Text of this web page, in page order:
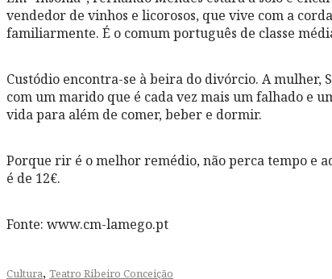
vendedor de vinhos e licorosos, que vive com a
familiarmente. É o comum português de classe
Custódio encontra-se à beira do divórcio. A mulher,
com um marido que é cada vez mais um falhado e
vida para além de comer, beber e dormir.
Porque rir é o melhor remédio, não perca tempo e
é de 12€.
Fonte: www.cm-lamego.pt
Cultura, Teatro Ribeiro Conceição